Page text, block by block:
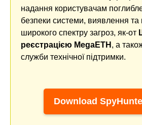
надання користувачам
безпеки системи, виявлення
широкого спектру загроз, як-от
реєстрацією MegaETH , а
служби технічної підтримки.
Download